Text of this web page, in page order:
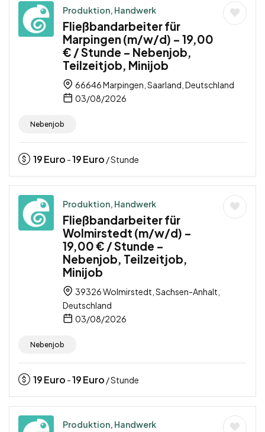
Produktion, Handwerk
Fließbandarbeiter für
Marpingen (m/w/d) – 19,00
€ / Stunde – Nebenjob,
Teilzeitjob, Minijob
66646 Marpingen, Saarland, Deutschland
03/08/2026
Nebenjob
19Euro -19Euro / Stunde
Produktion, Handwerk
Fließbandarbeiter für
Wolmirstedt (m/w/d) –
19,00 € / Stunde –
Nebenjob, Teilzeitjob,
Minijob
39326 Wolmirstedt, Sachsen-Anhalt,
Deutschland
03/08/2026
Nebenjob
19Euro -19Euro / Stunde
Produktion, Handwerk